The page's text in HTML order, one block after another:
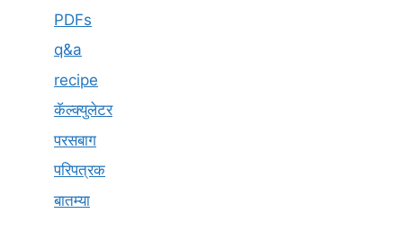
PDFs
q&a
recipe
कॅल्क्युलेटर
परसबाग
परिपत्रक
बातम्या